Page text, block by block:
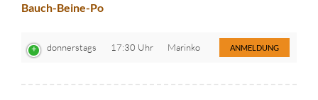
Bauch-Beine-Po
donnerstags 17:30 Uhr Marinko ANMELDUNG